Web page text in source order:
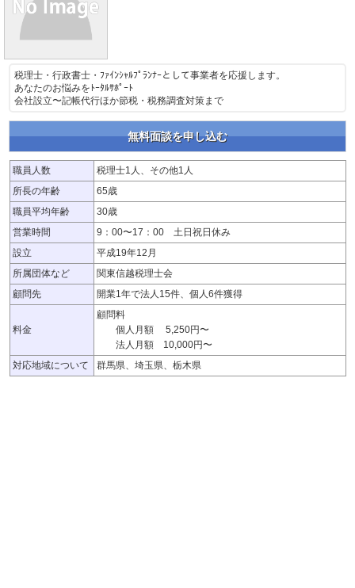
税理士・行政書士・ﾌｧｲﾝｼｬﾙﾌﾟﾗﾝﾅｰとして事業者を応援します。
あなたのお悩みをﾄｰﾀﾙｻﾎﾟｰﾄ
会社設立〜記帳代行ほか節税・税務調査対策まで
無料面談を申し込む
職員人数
税理士1人、その他1人
所長の年齢
65歳
職員平均年齢
30歳
営業時間
9：00〜17：00 土日祝日休み
設立
平成19年12月
所属団体など
関東信越税理士会
顧問先
開業1年で法人15件、個人6件獲得
料金
顧問料
個人月額 5,250円〜
法人月額 10,000円〜
対応地域について
群馬県、埼玉県、栃木県